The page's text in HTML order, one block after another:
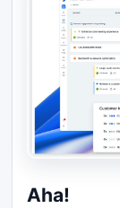
Aha!